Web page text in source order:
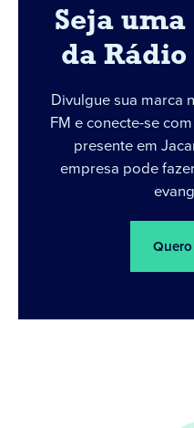
Seja
da
Divulgue sua marca
FM e conecte-se
presente em
empresa pode